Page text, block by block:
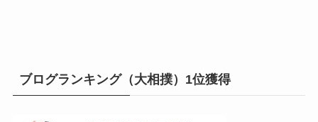
ブログランキング（大相撲）1位獲得